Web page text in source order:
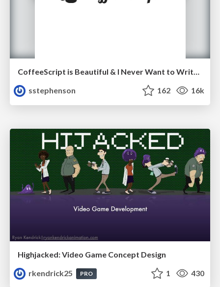
CoffeeScript is Beautiful & I Never Want to Write Plain JavaScript Again
sstephenson
162 16k
Highjacked: Video Game Concept Design
rkendrick25
PRO 1 430